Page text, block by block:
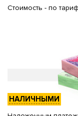
Стоимость - по
НАЛИЧНЫМИ